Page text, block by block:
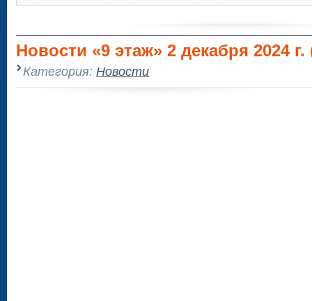
Новости «9 этаж» 2 декабря 2024 г.
Категория: Новости